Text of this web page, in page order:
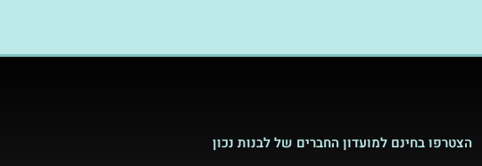
הצטרפו בחינם למועדון החברים של לבנות נכון